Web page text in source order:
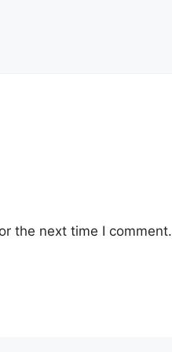
the next time I comment.